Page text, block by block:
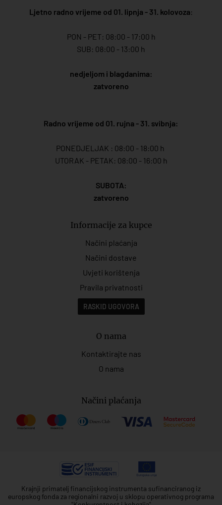
Ljetno radno vrijeme od 01. lipnja - 31. kolovoza:
PON - PET: 08:00 - 17:00 h
SUB: 08:00 - 13:00 h
nedjeljom i blagdanima:
zatvoreno
Radno vrijeme od 01. rujna - 31. svibnja:
PONEDJELJAK : 08:00 - 18:00 h
UTORAK - PETAK: 08:00 - 16:00 h
SUBOTA:
zatvoreno
Informacije za kupce
Načini plaćanja
Načini dostave
Uvjeti korištenja
Pravila privatnosti
RASKID UGOVORA
O nama
Kontaktirajte nas
O nama
Načini plaćanja
Krajnji primatelj financijskog instrumenta sufinanciranog iz
europskog fonda za regionalni razvoj u sklopu operativnog programa